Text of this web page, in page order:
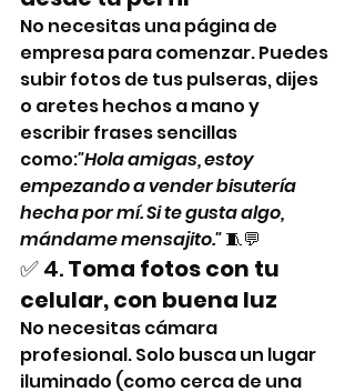
No necesitas una página de
empresa para comenzar. Puedes
subir fotos de tus pulseras, dijes
o aretes hechos a mano y
escribir frases sencillas
como:"Hola amigas, estoy
empezando a vender bisutería
hecha por mí. Si te gusta algo,
mándame mensajito." 🧵💬
✅ 4. Toma fotos con tu
celular, con buena luz
No necesitas cámara
profesional. Solo busca un lugar
iluminado (como cerca de una